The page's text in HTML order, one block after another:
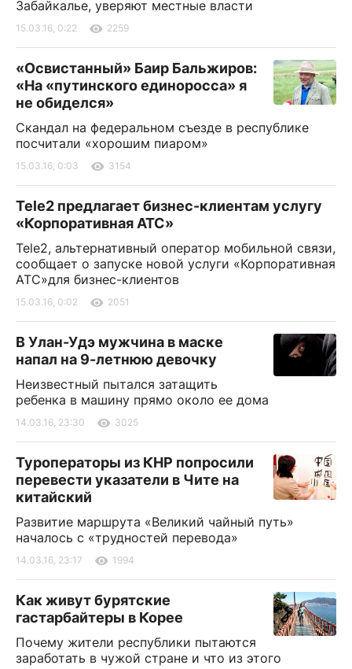
Забайкалье, уверяют местные власти
15.03.16, 0:22 2259
«Освистанный» Баир Бальжиров:
«На «путинского единоросса» я
не обиделся»
Скандал на федеральном съезде в республике
посчитали «хорошим пиаром»
15.03.16, 0:03 3154
Tele2 предлагает бизнес-клиентам услугу
«Корпоративная АТС»
Tele2, альтернативный оператор мобильной связи,
сообщает о запуске новой услуги «Корпоративная
АТС»для бизнес-клиентов
15.03.16, 0:02 2051
В Улан-Удэ мужчина в маске
напал на 9-летнюю девочку
Неизвестный пытался затащить
ребенка в машину прямо около ее дома
14.03.16, 23:30 3025
Туроператоры из КНР попросили
перевести указатели в Чите на
китайский
Развитие маршрута «Великий чайный путь»
началось с «трудностей перевода»
14.03.16, 23:17 1994
Как живут бурятские
гастарбайтеры в Корее
Почему жители республики пытаются
заработать в чужой стране и что из этого